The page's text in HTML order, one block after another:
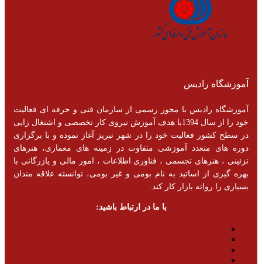
آموزشگاه رادیس
آموزشگاه رادیس با مجوز رسمی از سازمان فنی و حرفه ای فعالیت
خود را از سال 1394با هدف آموزش نیروی کار تخصصی و اشتغال زایی
در سطح کشور فعالیت خود را در شهر تبریز آغاز نموده و با برگزاری
دوره های متعدد آموزشی متفاوت در زمینه های معماری، هنرهای
تزئینی ، هنرهای تجسمی ، فناوری اطلاعات ، امور مالی و یازرگانی با
بهره گیری از اساتید به نام بومی و غیر بومی، توانسته علاقه مندان
بسیاری را روانه بازار کار کند.
با ما در ارتباط باشید: